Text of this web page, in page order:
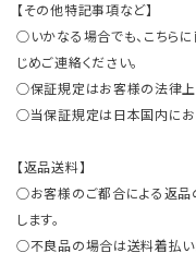
【その他特記事項など】
○いかなる場合でも、こちら
じめご連絡ください。
○保証規定はお客様の法律上
○当保証規定は日本国内にお
【返品送料】
○お客様のご都合による返品
します。
○不良品の場合は送料着払い